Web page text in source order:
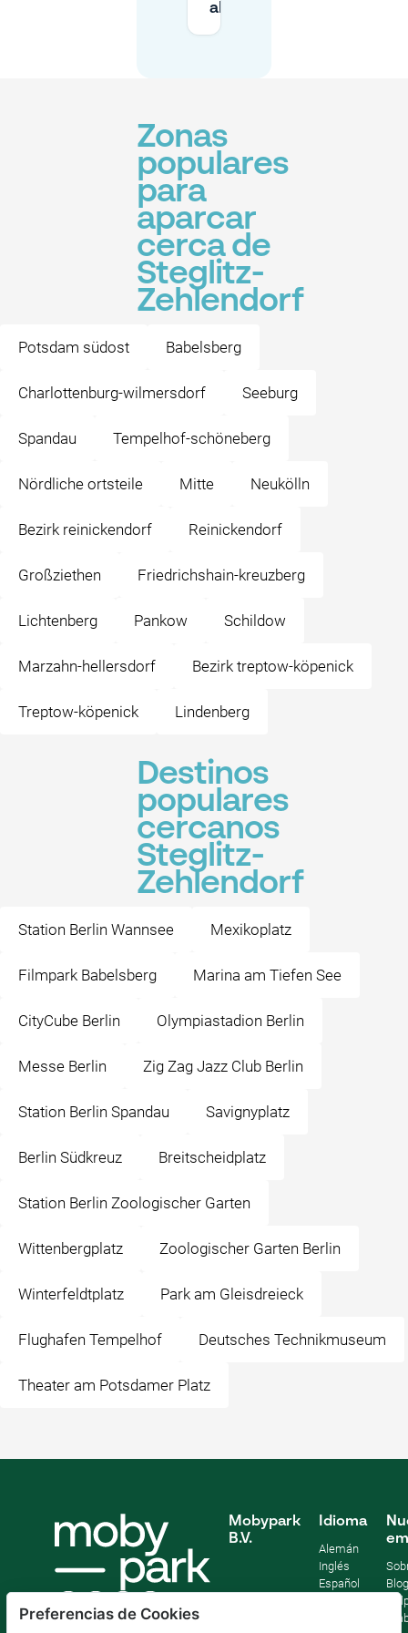
ahora mismo?
Zonas
populares
para
aparcar
cerca de
Steglitz-
Zehlendorf
Potsdam südost Babelsberg
Charlottenburg-wilmersdorf Seeburg
Spandau Tempelhof-schöneberg
Nördliche ortsteile Mitte Neukölln
Bezirk reinickendorf Reinickendorf
Großziethen Friedrichshain-kreuzberg
Lichtenberg Pankow Schildow
Marzahn-hellersdorf Bezirk treptow-köpenick
Treptow-köpenick Lindenberg
Destinos
populares
cercanos
Steglitz-
Zehlendorf
Station Berlin Wannsee Mexikoplatz
Filmpark Babelsberg Marina am Tiefen See
CityCube Berlin Olympiastadion Berlin
Messe Berlin Zig Zag Jazz Club Berlin
Station Berlin Spandau Savignyplatz
Berlin Südkreuz Breitscheidplatz
Station Berlin Zoologischer Garten
Wittenbergplatz Zoologischer Garten Berlin
Winterfeldtplatz Park am Gleisdreieck
Flughafen Tempelhof Deutsches Technikmuseum
Theater am Potsdamer Platz
Mobypark
B.V.
Idioma
Alemán
Inglés
Español
Blog
Preferencias de Cookies